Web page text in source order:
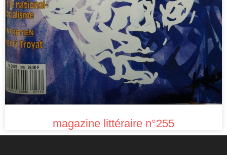
magazine littéraire n°255